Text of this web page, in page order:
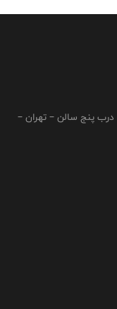
درب پنج سالن – تهران –